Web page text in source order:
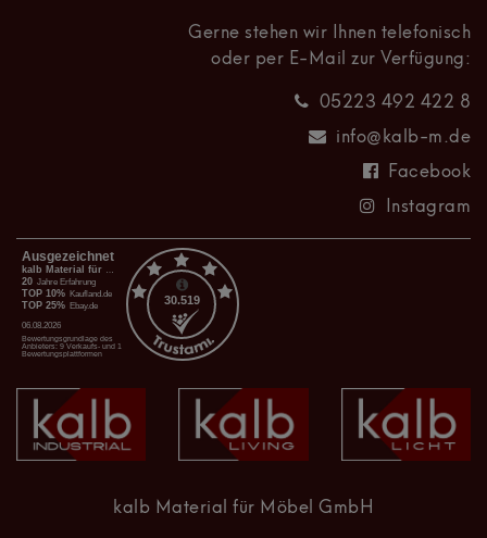
Gerne stehen wir Ihnen telefonisch
oder per E-Mail zur Verfügung:
05223 492 422 8
info@kalb-m.de
Facebook
Instagram
kalb Material für Möbel GmbH